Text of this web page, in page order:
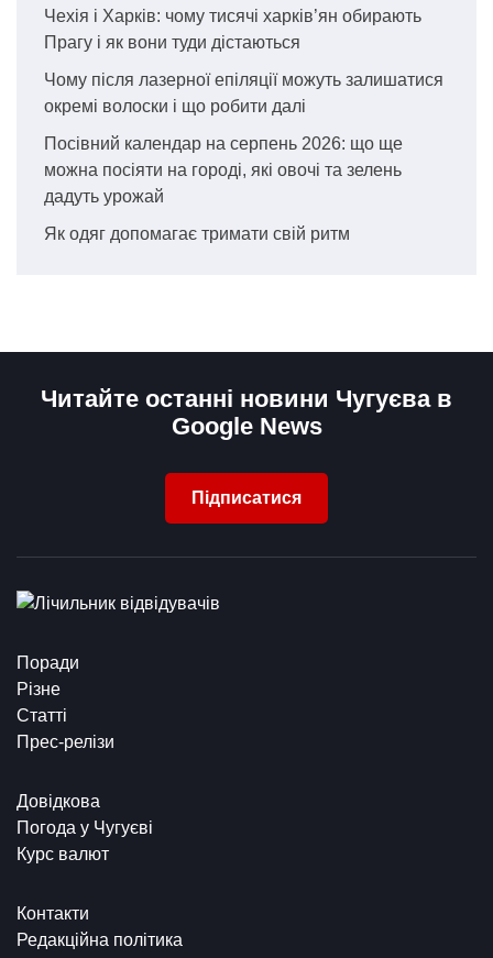
Чехія і Харків: чому тисячі харків’ян обирають
Прагу і як вони туди дістаються
Чому після лазерної епіляції можуть залишатися
окремі волоски і що робити далі
Посівний календар на серпень 2026: що ще
можна посіяти на городі, які овочі та зелень
дадуть урожай
Як одяг допомагає тримати свій ритм
Читайте останні новини Чугуєва в
Google News
Підписатися
Поради
Різне
Статті
Прес-релізи
Довідкова
Погода у Чугуєві
Курс валют
Контакти
Редакційна політика